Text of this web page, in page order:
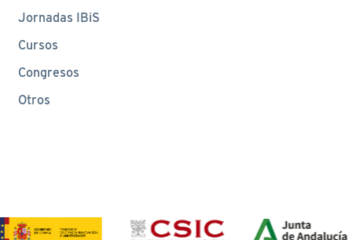
Jornadas IBiS
Cursos
Congresos
Otros